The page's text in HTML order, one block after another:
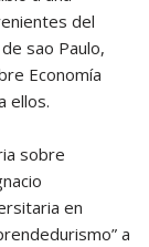
del
sao Paulo,
Economía
ellos.
sobre
en
a